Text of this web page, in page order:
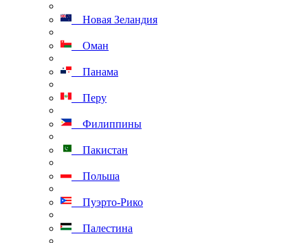
Новая Зеландия
Оман
Панама
Перу
Филиппины
Пакистан
Польша
Пуэрто-Рико
Палестина